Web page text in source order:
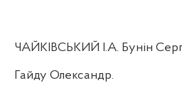
ЧАЙКІВСЬКИЙ І.А. Бунін
Гайду Олександр.